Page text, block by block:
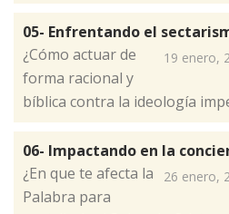
05- Enfrentando el
19 enero,
¿Cómo actuar de
forma racional y
bíblica contra la ideología
06- Impactando en la
26 enero,
¿En que te afecta la
Palabra para